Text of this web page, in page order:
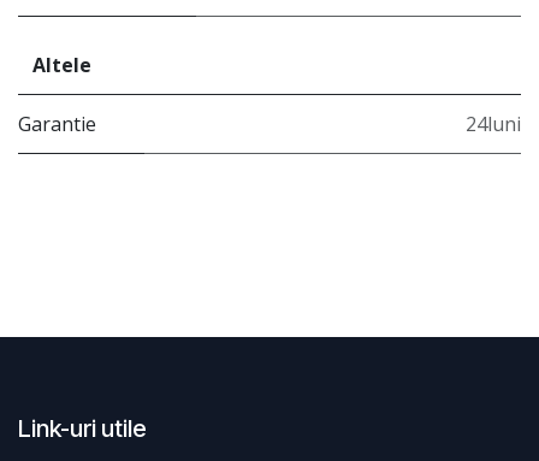
Altele
Garantie 24luni
Link-uri utile